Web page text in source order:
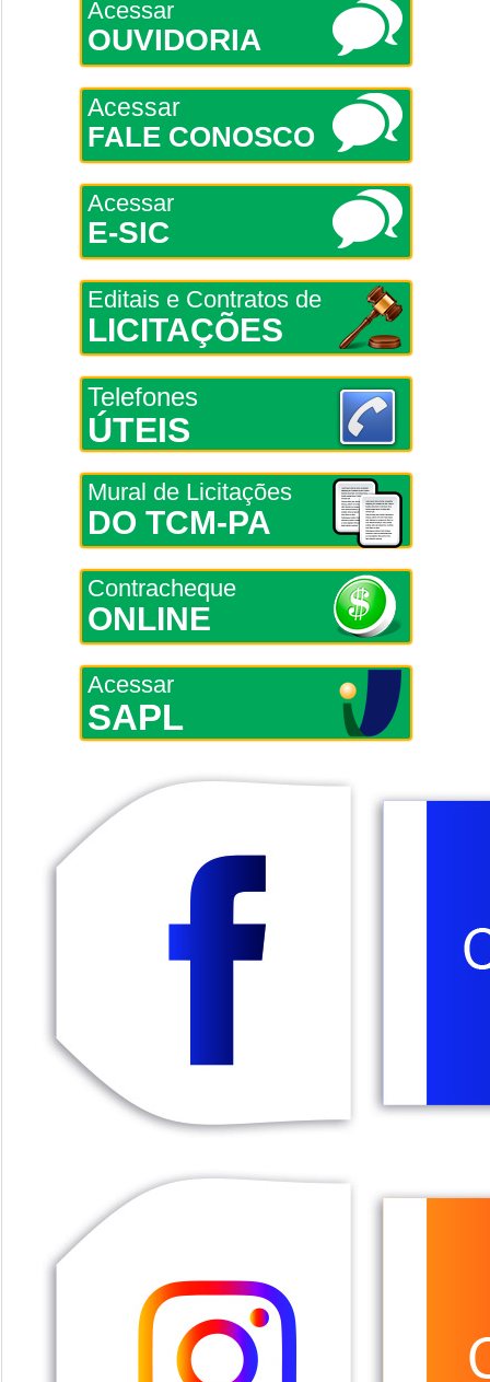
Acessar
OUVIDORIA
Acessar
FALE CONOSCO
Acessar
E-SIC
Editais e Contratos de
LICITAÇÕES
Telefones
ÚTEIS
Mural de Licitações
DO TCM-PA
Contracheque
ONLINE
Acessar
SAPL